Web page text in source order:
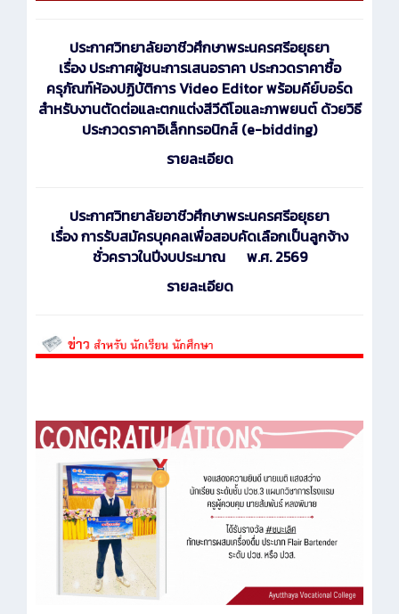
ประกาศวิทยาลัยอาชีวศึกษาพระนครศรีอยุธยา
เรื่อง ประกาศผู้ชนะการเสนอราคา ประกวดราคาซื้อ
ครุภัณฑ์ห้องปฏิบัติการ Video Editor พร้อมคีย์บอร์ด
สำหรับงานตัดต่อและตกแต่งสีวีดีโอและภาพยนต์ ด้วยวิธี
ประกวดราคาอิเล็กทรอนิกส์ (e-bidding)
รายละเอียด
ประกาศวิทยาลัยอาชีวศึกษาพระนครศรีอยุธยา
เรื่อง การรับสมัครบุคคลเพื่อสอบคัดเลือกเป็นลูกจ้าง
ชั่วคราวในปีงบประมาณ พ.ศ. 2569
รายละเอียด